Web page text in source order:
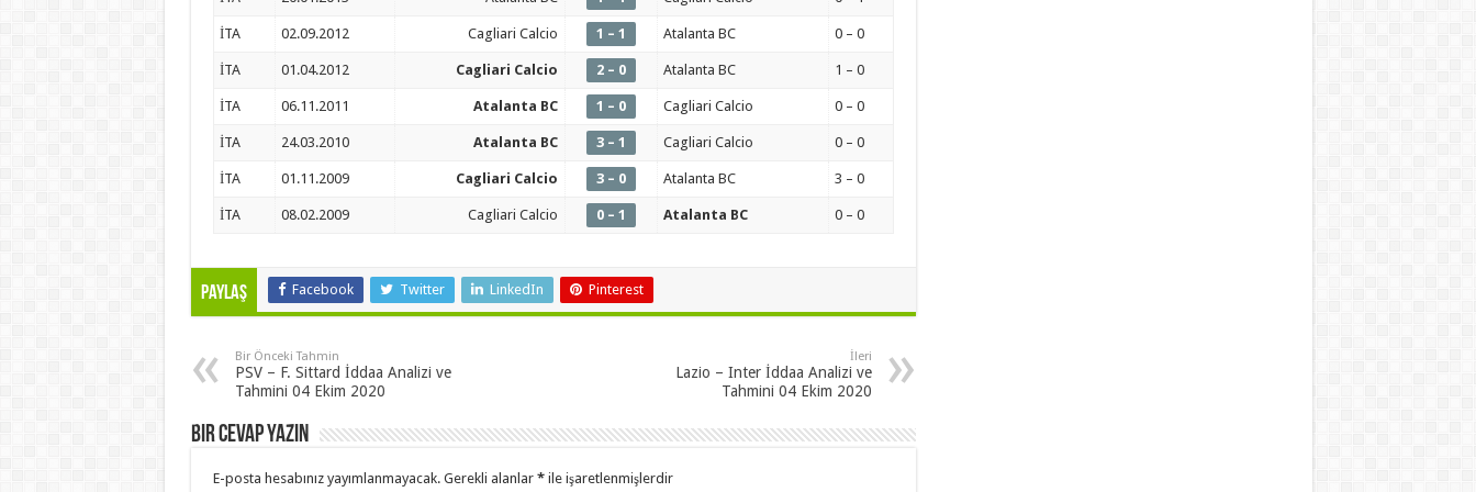
İTA 02.09.2012 Cagliari Calcio 1 – 1 Atalanta BC 0 – 0
İTA 01.04.2012 Cagliari Calcio 2 – 0 Atalanta BC 1 – 0
İTA 06.11.2011 Atalanta BC 1 – 0 Cagliari Calcio 0 – 0
İTA 24.03.2010 Atalanta BC 3 – 1 Cagliari Calcio 0 – 0
İTA 01.11.2009 Cagliari Calcio 3 – 0 Atalanta BC 3 – 0
İTA 08.02.2009 Cagliari Calcio 0 – 1 Atalanta BC 0 – 0
Paylaş Facebook Twitter LinkedIn Pinterest
Bir Önceki Tahmin
PSV – F. Sittard İddaa Analizi ve
Tahmini 04 Ekim 2020
İleri
Lazio – Inter İddaa Analizi ve
Tahmini 04 Ekim 2020
Bir cevap yazın
E-posta hesabınız yayımlanmayacak. Gerekli alanlar *ile işaretlenmişlerdir